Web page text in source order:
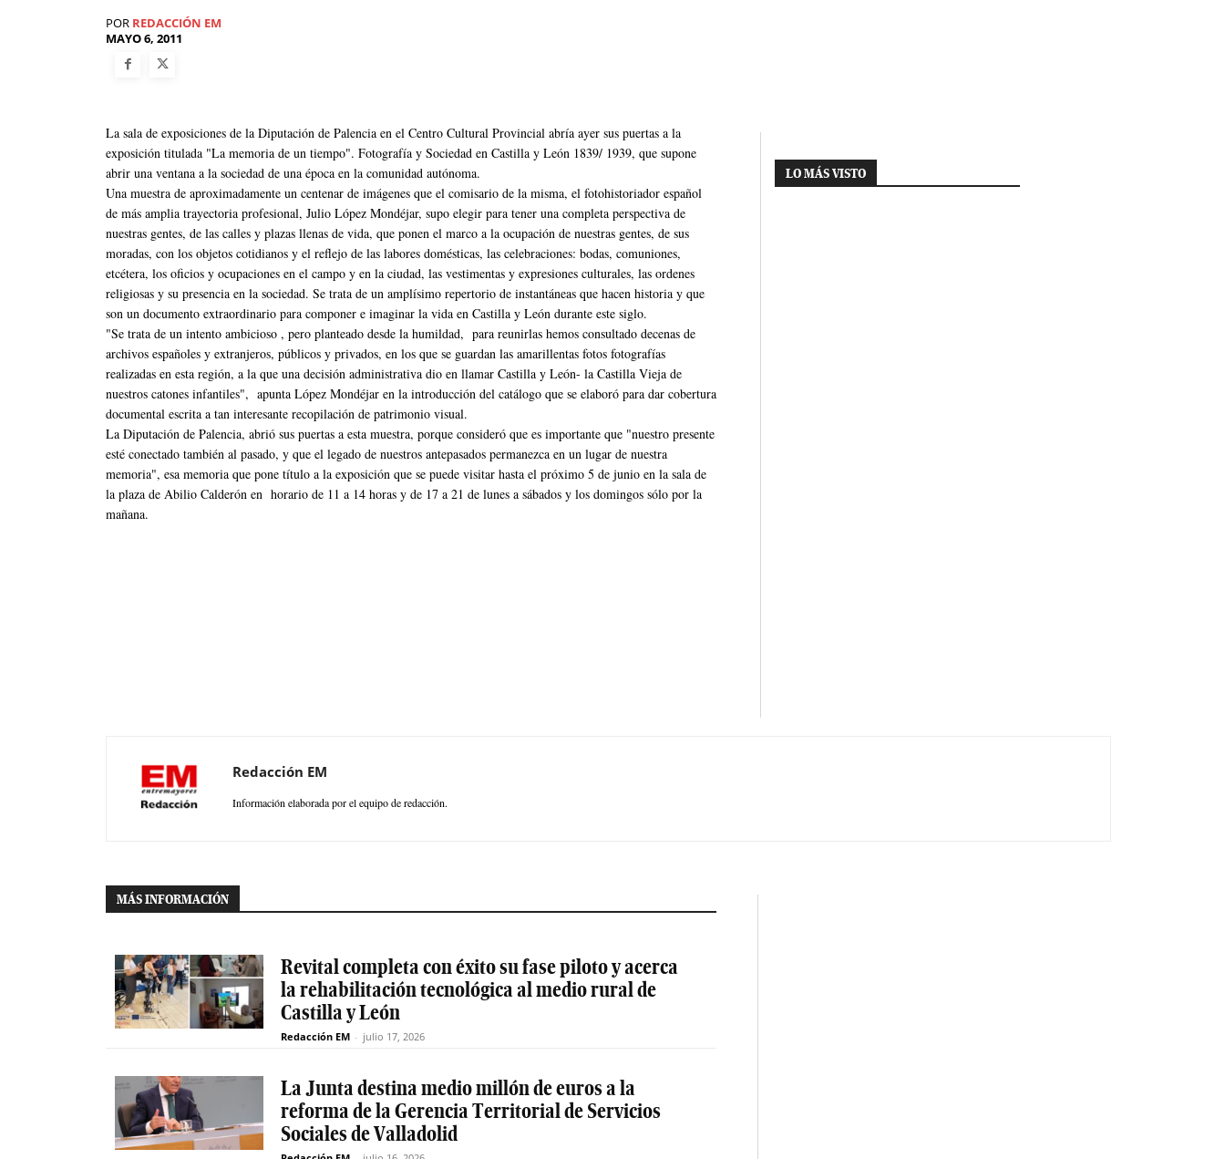
POR REDACCIÓN EM
MAYO 6, 2011
La sala de exposiciones de la Diputación de Palencia en el Centro Cultural Provincial abría ayer sus puertas a la
exposición titulada "La memoria de un tiempo". Fotografía y Sociedad en Castilla y León 1839/ 1939, que supone
abrir una ventana a la sociedad de una época en la comunidad autónoma.
Una muestra de aproximadamente un centenar de imágenes que el comisario de la misma, el fotohistoriador español
de más amplia trayectoria profesional, Julio López Mondéjar, supo elegir para tener una completa perspectiva de
nuestras gentes, de las calles y plazas llenas de vida, que ponen el marco a la ocupación de nuestras gentes, de sus
moradas, con los objetos cotidianos y el reflejo de las labores domésticas, las celebraciones: bodas, comuniones,
etcétera, los oficios y ocupaciones en el campo y en la ciudad, las vestimentas y expresiones culturales, las ordenes
religiosas y su presencia en la sociedad. Se trata de un amplísimo repertorio de instantáneas que hacen historia y que
son un documento extraordinario para componer e imaginar la vida en Castilla y León durante este siglo.
"Se trata de un intento ambicioso , pero planteado desde la humildad, para reunirlas hemos consultado decenas de
archivos españoles y extranjeros, públicos y privados, en los que se guardan las amarillentas fotos fotografías
realizadas en esta región, a la que una decisión administrativa dio en llamar Castilla y León- la Castilla Vieja de
nuestros catones infantiles", apunta López Mondéjar en la introducción del catálogo que se elaboró para dar cobertura
documental escrita a tan interesante recopilación de patrimonio visual.
La Diputación de Palencia, abrió sus puertas a esta muestra, porque consideró que es importante que "nuestro presente
esté conectado también al pasado, y que el legado de nuestros antepasados permanezca en un lugar de nuestra
memoria", esa memoria que pone título a la exposición que se puede visitar hasta el próximo 5 de junio en la sala de
la plaza de Abilio Calderón en horario de 11 a 14 horas y de 17 a 21 de lunes a sábados y los domingos sólo por la
mañana.
LO MÁS VISTO
Redacción EM
Información elaborada por el equipo de redacción.
MÁS INFORMACIÓN
Revital completa con éxito su fase piloto y acerca
la rehabilitación tecnológica al medio rural de
Castilla y León
Redacción EM - julio 17, 2026
La Junta destina medio millón de euros a la
reforma de la Gerencia Territorial de Servicios
Sociales de Valladolid